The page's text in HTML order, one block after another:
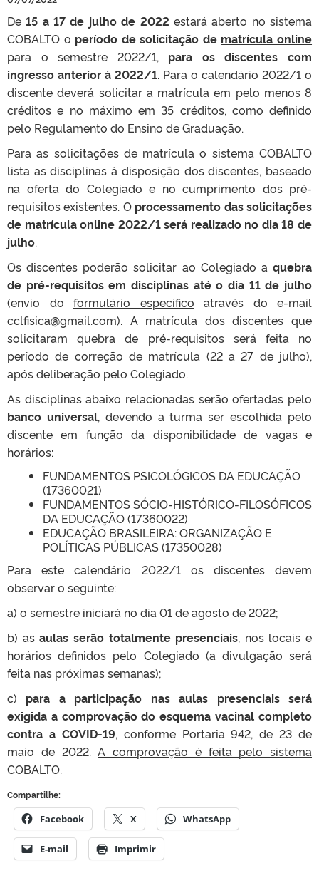
De15 a 17 de julho de 2022 estará aberto no sistema
COBALTO o período de solicitação de matrícula online
para o semestre 2022/1, para os discentes com
ingresso anterior à 2022/1. Para o calendário 2022/1 o
discente deverá solicitar a matrícula em pelo menos 8
créditos e no máximo em 35 créditos, como definido
pelo Regulamento do Ensino de Graduação.
Para as solicitações de matrícula o sistema COBALTO
lista as disciplinas à disposição dos discentes, baseado
na oferta do Colegiado e no cumprimento dos pré-
requisitos existentes. O processamento das solicitações
de matrícula online 2022/1 será realizado no dia 18 de
julho.
Os discentes poderão solicitar ao Colegiado a quebra
de pré-requisitos em disciplinas até o dia 11 de julho
(envio do formulário específico através do e-mail
cclfisica@gmail.com). A matrícula dos discentes que
solicitaram quebra de pré-requisitos será feita no
período de correção de matrícula (22 a 27 de julho),
após deliberação pelo Colegiado.
As disciplinas abaixo relacionadas serão ofertadas pelo
banco universal, devendo a turma ser escolhida pelo
discente em função da disponibilidade de vagas e
horários:
FUNDAMENTOS PSICOLÓGICOS DA EDUCAÇÃO
(17360021)
FUNDAMENTOS SÓCIO-HISTÓRICO-FILOSÓFICOS
DA EDUCAÇÃO (17360022)
EDUCAÇÃO BRASILEIRA: ORGANIZAÇÃO E
POLÍTICAS PÚBLICAS (17350028)
Para este calendário 2022/1 os discentes devem
observar o seguinte:
a) o semestre iniciará no dia 01 de agosto de 2022;
b) asaulas serão totalmente presenciais, nos locais e
horários definidos pelo Colegiado (a divulgação será
feita nas próximas semanas);
c) para a participação nas aulas presenciais será
exigida a comprovação do esquema vacinal completo
contra a COVID-19, conforme Portaria 942, de 23 de
maio de 2022.A comprovação é feita pelo sistema
COBALTO.
Compartilhe:
Facebook X WhatsApp
E-mail Imprimir